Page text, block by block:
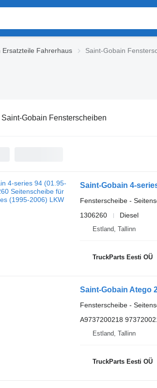
Ersatzteile Fahrerhaus Saint-Gobain
Saint-Gobain Fensterscheiben
Fensterscheibe -
1306260
Diesel
Estland, Tallinn
TruckParts Eesti OÜ
Fensterscheibe -
A9737200218
Estland, Tallinn
TruckParts Eesti OÜ